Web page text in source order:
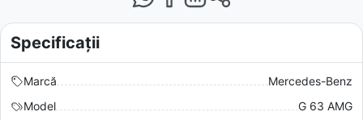
Specificații
Marcă
Mercedes-Benz
Model
G 63 AMG